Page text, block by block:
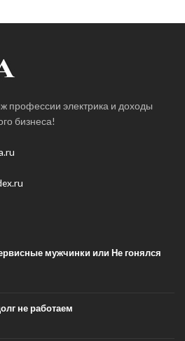
профессии электрика и доходы
бизнеса!
мужчинки или Не гонялся
не работаем